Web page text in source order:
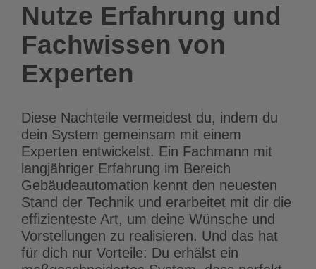
Nutze Erfahrung und
Fachwissen von
Experten
Diese Nachteile vermeidest du, indem du
dein System gemeinsam mit einem
Experten entwickelst. Ein Fachmann mit
langjähriger Erfahrung im Bereich
Gebäudeautomation kennt den neuesten
Stand der Technik und erarbeitet mit dir die
effizienteste Art, um deine Wünsche und
Vorstellungen zu realisieren. Und das hat
für dich nur Vorteile: Du erhälst ein